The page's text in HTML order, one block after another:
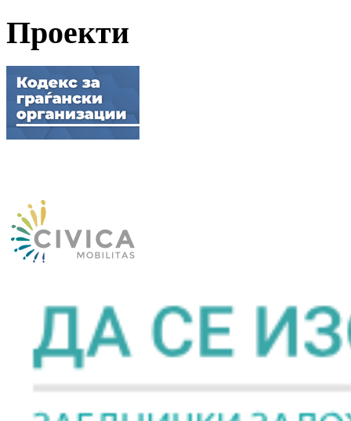
Проекти